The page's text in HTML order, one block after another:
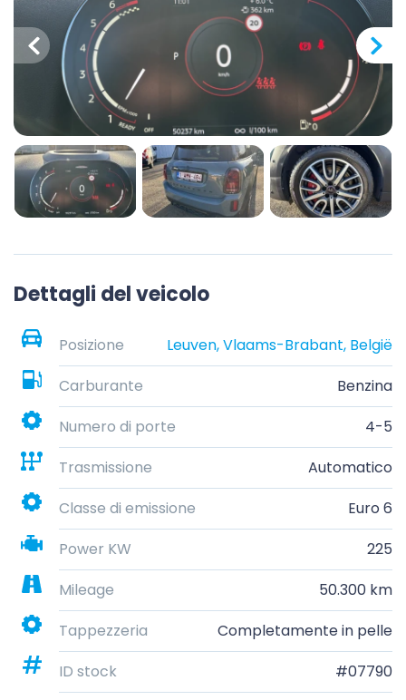
Dettagli del veicolo
Posizione
Leuven, Vlaams-Brabant, België
Carburante
Benzina
Numero di porte
4-5
Trasmissione
Automatico
Classe di emissione
Euro 6
Power KW
225
Mileage
50.300 km
Tappezzeria
Completamente in pelle
ID stock
#07790